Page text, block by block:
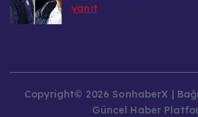
yanıt
Copyright© 2026 SonhaberX |
Güncel Haber